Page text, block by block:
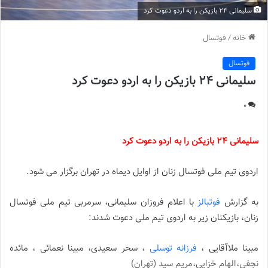
سلیمانی 24 بازیکن را به اردو دعوت کرد
خانه/ فوتسال
فوتسال
سلیمانی 24 بازیکن را به اردو دعوت کرد
0
سلیمانی 24 بازیکن را به اردو دعوت کرد
اردوی تیم ملی فوتسال زنان از اوایل دیماه در تهران برگزار می شود.
به گزارش فوتبالزبا اعلام فروزان سلیمانی، سرمربی تیم ملی فوتسال
زنان، بازیکنان زیر به اردوی تیم ملی دعوت شدند:
مبینا ملاآقایی ، فرزانه توسلی ، سحر سعیدی، مبینا نعمائی ، مائده
نجفی،الهام خزایی،مریم سید (تهران)